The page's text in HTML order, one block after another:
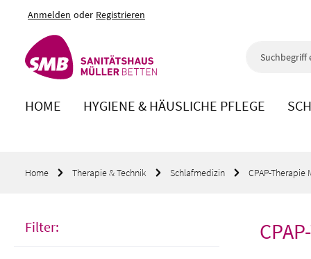
Hauptinhalt springen
Zur Suche springen
Zur Hauptnavigation springen
Anmelden oder Registrieren
HOME HYGIENE & HÄUSLICHE PFLEGE
Home Therapie & Technik Schlafmedizin CPAP-Therapie
Filter: